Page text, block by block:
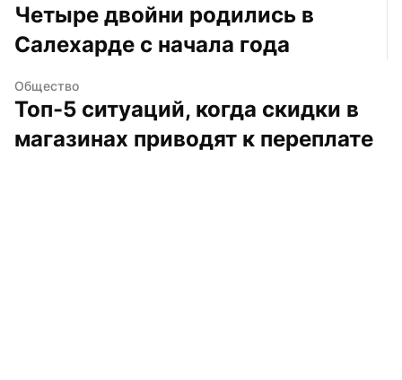
Четыре двойни родились в
Салехарде с начала года
Общество
Топ-5 ситуаций, когда скидки в
магазинах приводят к переплате